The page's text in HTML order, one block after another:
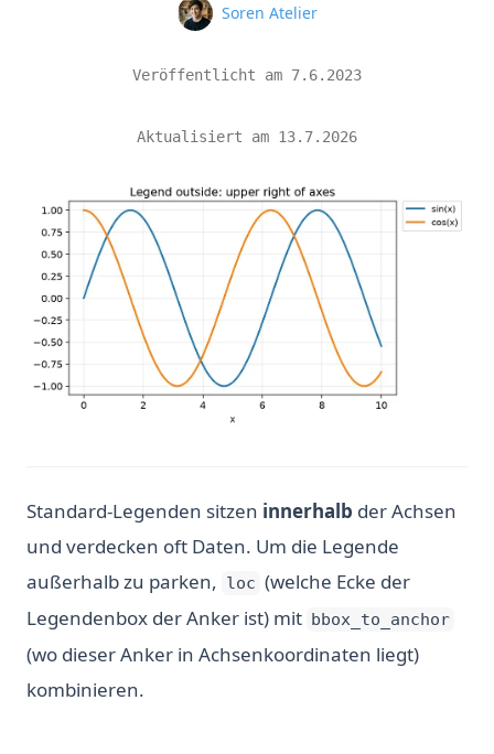
Name
Soren Atelier
Veröffentlicht am 7.6.2023
Aktualisiert am 13.7.2026
Standard-Legenden sitzen innerhalb der Achsen
und verdecken oft Daten. Um die Legende
außerhalb zu parken, loc (welche Ecke der
Legendenbox der Anker ist) mit bbox_to_anchor
(wo dieser Anker in Achsenkoordinaten liegt)
kombinieren.